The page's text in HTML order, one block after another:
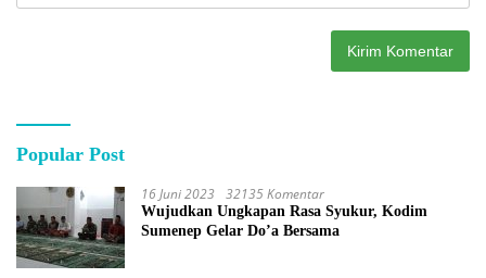
Popular Post
16 Juni 2023 32135 Komentar
Wujudkan Ungkapan Rasa Syukur, Kodim
Sumenep Gelar Do’a Bersama